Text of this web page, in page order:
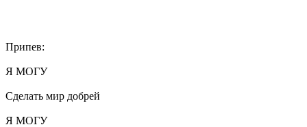
Припев:
Я МОГУ
Сделать мир добрей
Я МОГУ